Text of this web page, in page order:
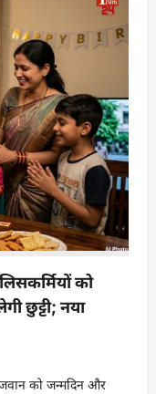
को
छुट्टी; नया
को जन्मदिन और